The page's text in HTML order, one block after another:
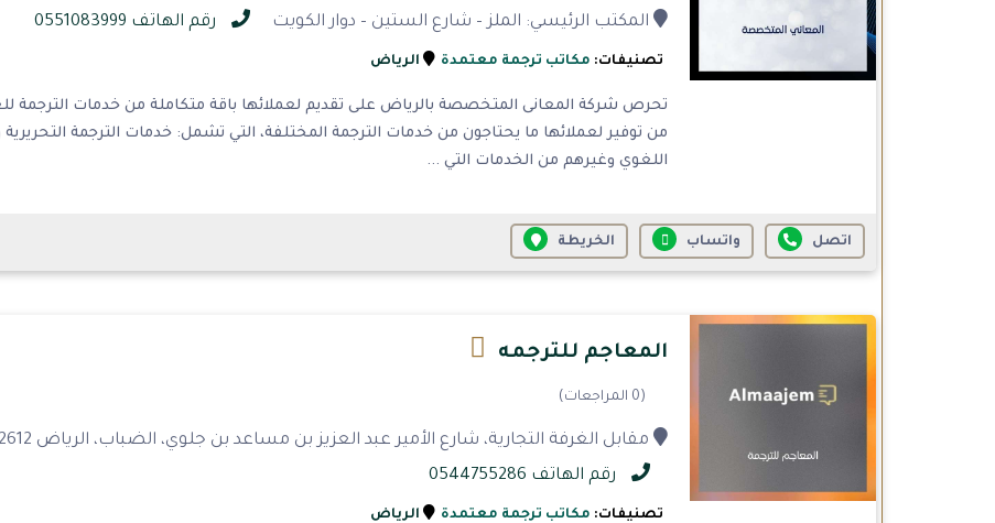
المكتب الرئيسي: الملز – شارع الستين – دوار الكويت رقم الهاتف 0551083999
تصنيفات: مكاتب ترجمة معتمدة الرياض
تحرص شركة المعانى المتخصصة بالرياض على تقديم لعملائها باقة متكاملة من خدمات الترجمة
من توفير لعملائها ما يحتاجون من خدمات الترجمة المختلفة، التي تشمل: خدمات الترجمة
اللغوي وغيرهم من الخدمات التي ...
اتصل واتساب الخريطة
المعاجم للترجمه
(0 المراجعات)
مقابل الغرفة التجارية، شارع الأمير عبد العزيز بن مساعد بن جلوي، الضباب، الرياض 12612، المملكة العربية السعودية
رقم الهاتف 0544755286
تصنيفات: مكاتب ترجمة معتمدة الرياض